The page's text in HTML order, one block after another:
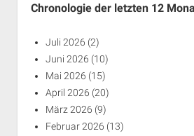
Chronologie der letzten 12
Juli 2026 (2)
Juni 2026 (10)
Mai 2026 (15)
April 2026 (20)
März 2026 (9)
Februar 2026 (13)